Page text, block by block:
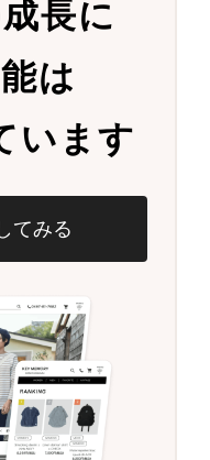
長に
は
います
てみる